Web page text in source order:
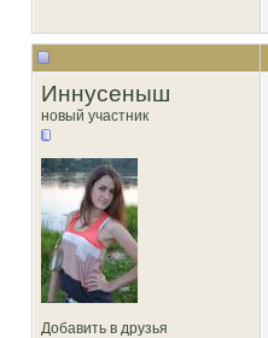
Иннусеныш
новый участник
Добавить в друзья